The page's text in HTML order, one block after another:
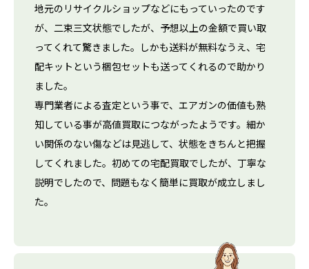
地元のリサイクルショップなどにもっていったのです
が、二束三文状態でしたが、予想以上の金額で買い取
ってくれて驚きました。しかも送料が無料なうえ、宅
配キットという梱包セットも送ってくれるので助かり
ました。
専門業者による査定という事で、エアガンの価値も熟
知している事が高値買取につながったようです。細か
い関係のない傷などは見逃して、状態をきちんと把握
してくれました。初めての宅配買取でしたが、丁寧な
説明でしたので、問題もなく簡単に買取が成立しまし
た。